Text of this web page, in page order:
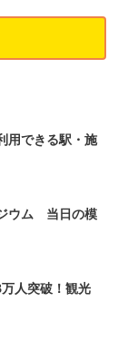
用できる駅・施
ウム 当日の模
人突破！観光